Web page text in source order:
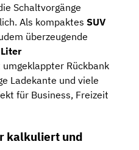
Schaltvorgänge
Als kompaktes SUV
überzeugende
Rückbank
Ladekante und viele
für Business, Freizeit
kalkuliert und